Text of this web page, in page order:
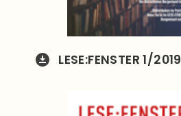
LESE:FENSTER 1/2019